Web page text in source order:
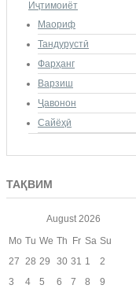
Иҷтимоиёт
Маориф
Тандурустӣ
Фарҳанг
Варзиш
Ҷавонон
Сайёҳӣ
ТАҚВИМ
August 2026
Mo Tu We Th Fr Sa Su
27 28 29 30 31 1
2
3
4 5 6 7 8
9